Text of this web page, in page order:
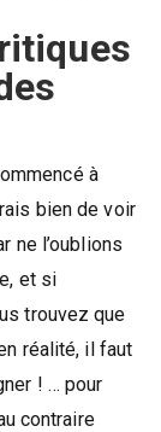
à
bien de voir
ne l’oublions
et si
trouvez que
réalité, il faut
! … pour
contraire